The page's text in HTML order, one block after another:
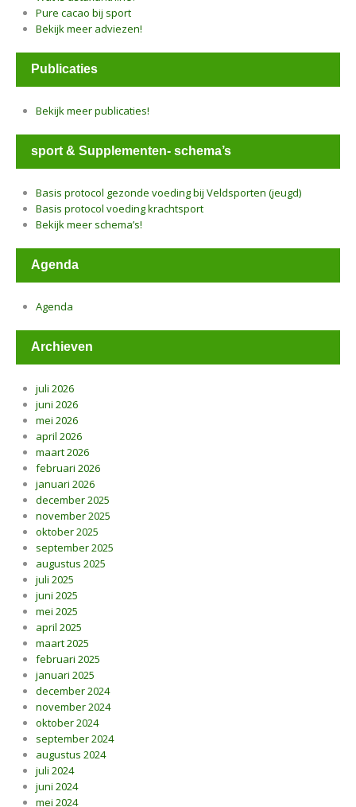
Pure cacao bij sport
Bekijk meer adviezen!
Publicaties
Bekijk meer publicaties!
sport & Supplementen- schema’s
Basis protocol gezonde voeding bij Veldsporten (jeugd)
Basis protocol voeding krachtsport
Bekijk meer schema’s!
Agenda
Agenda
Archieven
juli 2026
juni 2026
mei 2026
april 2026
maart 2026
februari 2026
januari 2026
december 2025
november 2025
oktober 2025
september 2025
augustus 2025
juli 2025
juni 2025
mei 2025
april 2025
maart 2025
februari 2025
januari 2025
december 2024
november 2024
oktober 2024
september 2024
augustus 2024
juli 2024
juni 2024
mei 2024